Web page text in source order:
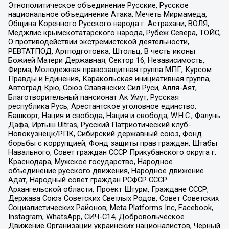
Этнополитическое объединение Русские, Русское
национальное объединение Атака, Мечеть Мирмамеда,
Община Коренного Русского народа г. Астрахани, ВОЛЯ,
Меджлис крымскотатарского народа, Рубеж Севера, ТОЙС,
О противодействии экстремистской деятельности,
РЕВТАТПОД, Артподготовка, Штольц, В честь иконы
Божией Матери Державная, Сектор 16, Независимость,
Фирма, Молодежная правозащитная группа МПГ, Курсом
Правды и Единения, Каракольская инициативная группа,
Автоград Крю, Союз Славянских Сил Руси, Алля-Аят,
Благотворительный пансионат Ак Умут, Русская
республика Русь, Арестантское уголовное единство,
Башкорт, Нация и свобода, Нация и свобода, W.H.С., Фалунь
Дафа, Иртыш Ultras, Русский Патриотический клуб-
Новокузнецк/РПК, Сибирский державный союз, Фонд
борьбы с коррупцией, Фонд защиты прав граждан, Штабы
Навального, Совет граждан СССР Прикубанского округа г.
Краснодара, Мужское государство, Народное
объединение русского движения, Народное движение
Адат, Народный совет граждан РСФСР СССР
Архангельской области, Проект Штурм, Граждане СССР,
Держава Союз Советских Светлых Родов, Совет Советских
Социалистических Районов, Meta Platforms Inc, Facebook,
Instagram, WhatsApp, СИЧ-С14, Добровольческое
Движение Организации украинских националистов, Черный